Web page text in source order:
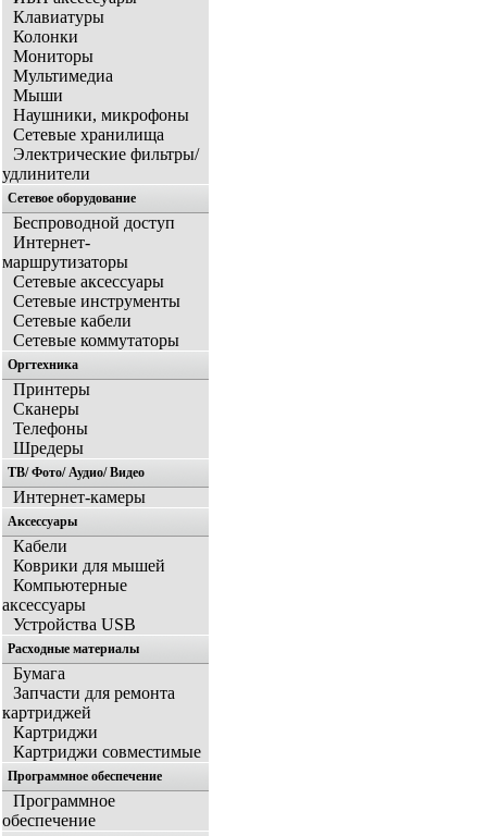
Клавиатуры
Колонки
Мониторы
Мультимедиа
Мыши
Наушники, микрофоны
Сетевые хранилища
Электрические фильтры/
удлинители
Сетевое оборудование
Беспроводной доступ
Интернет-
маршрутизаторы
Сетевые аксессуары
Сетевые инструменты
Сетевые кабели
Сетевые коммутаторы
Оргтехника
Принтеры
Сканеры
Телефоны
Шредеры
ТВ/ Фото/ Аудио/ Видео
Интернет-камеры
Аксессуары
Кабели
Коврики для мышей
Компьютерные
аксессуары
Устройства USB
Расходные материалы
Бумага
Запчасти для ремонта
картриджей
Картриджи
Картриджи совместимые
Программное обеспечение
Программное
обеспечение